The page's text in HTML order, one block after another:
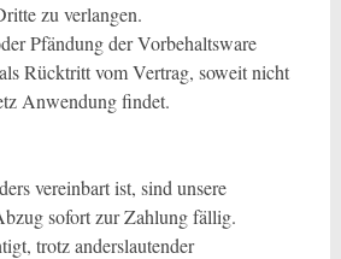
zu verlangen.
Pfändung der Vorbehaltsware
Rücktritt vom Vertrag, soweit nicht
Anwendung findet.
vereinbart ist, sind unsere
sofort zur Zahlung fällig.
trotz anderslautender